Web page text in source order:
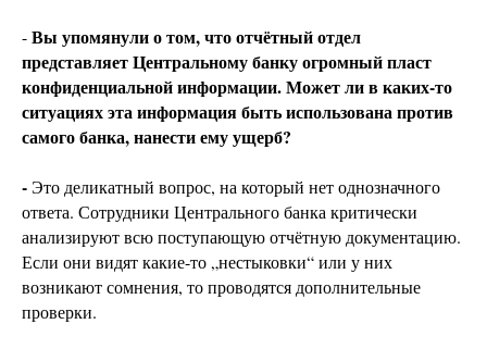
-Вы упомянули о том, что отчётный отдел
представляет Центральному банку огромный пласт
конфиденциальной информации. Может ли в каких-то
ситуациях эта информация быть использована против
самого банка, нанести ему ущерб?
-Это деликатный вопрос, на который нет однозначного
ответа. Сотрудники Центрального банка критически
анализируют всю поступающую отчётную документацию.
Если они видят какие-то „нестыковки“ или у них
возникают сомнения, то проводятся дополнительные
проверки.